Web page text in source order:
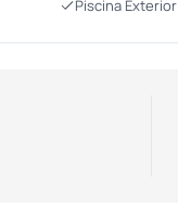
Piscina Exterior